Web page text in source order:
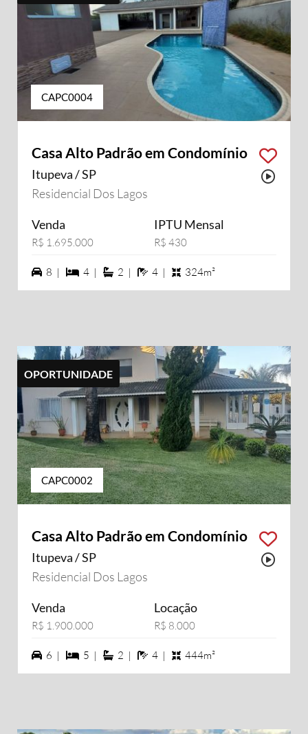
CAPC0004
Casa Alto Padrão em Condomínio
Itupeva / SP
Residencial Dos Lagos
Venda
R$ 1.695.000
IPTU Mensal
R$ 430
8 vagas na garagem
8 | 4 dormiórios
4 | 2 suítes
2 | 4 banheiros
4 | 324m²
OPORTUNIDADE
CAPC0002
Casa Alto Padrão em Condomínio
Itupeva / SP
Residencial Dos Lagos
Venda
R$ 1.900.000
Locação
R$ 8.000
6 vagas na garagem
6 | 5 dormiórios
5 | 2 suítes
2 | 4 banheiros
4 | 444m²